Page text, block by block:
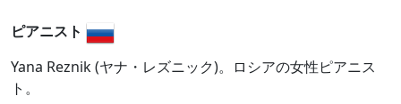
ピアニスト
Yana Reznik (ヤナ・レズニック)。ロシアの女性ピアニス
ト。